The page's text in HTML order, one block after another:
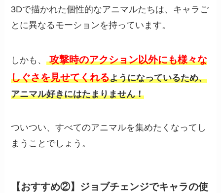
3Dで描かれた個性的なアニマルたちは、キャラご
とに異なるモーションを持っています。
しかも、攻撃時のアクション以外にも様々な
しぐさを見せてくれるようになっているため、
アニマル好きにはたまりません！
ついつい、すべてのアニマルを集めたくなってし
まうことでしょう。
【おすすめ②】ジョブチェンジでキャラの使